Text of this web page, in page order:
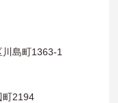
島町1363-1
町2194